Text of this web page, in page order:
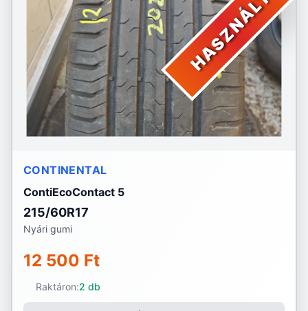
HASZNÁLT
CONTINENTAL
ContiEcoContact 5
215/60R17
Nyári gumi
12 500 Ft
Raktáron:2 db